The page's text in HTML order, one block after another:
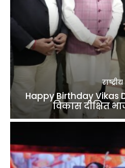
राष्ट्रीय
Happy Birthday Vikas
विकास दीक्षित